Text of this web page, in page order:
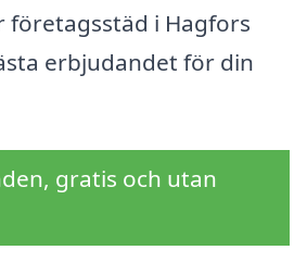
i Hagfors
erbjudandet för din
gratis och utan